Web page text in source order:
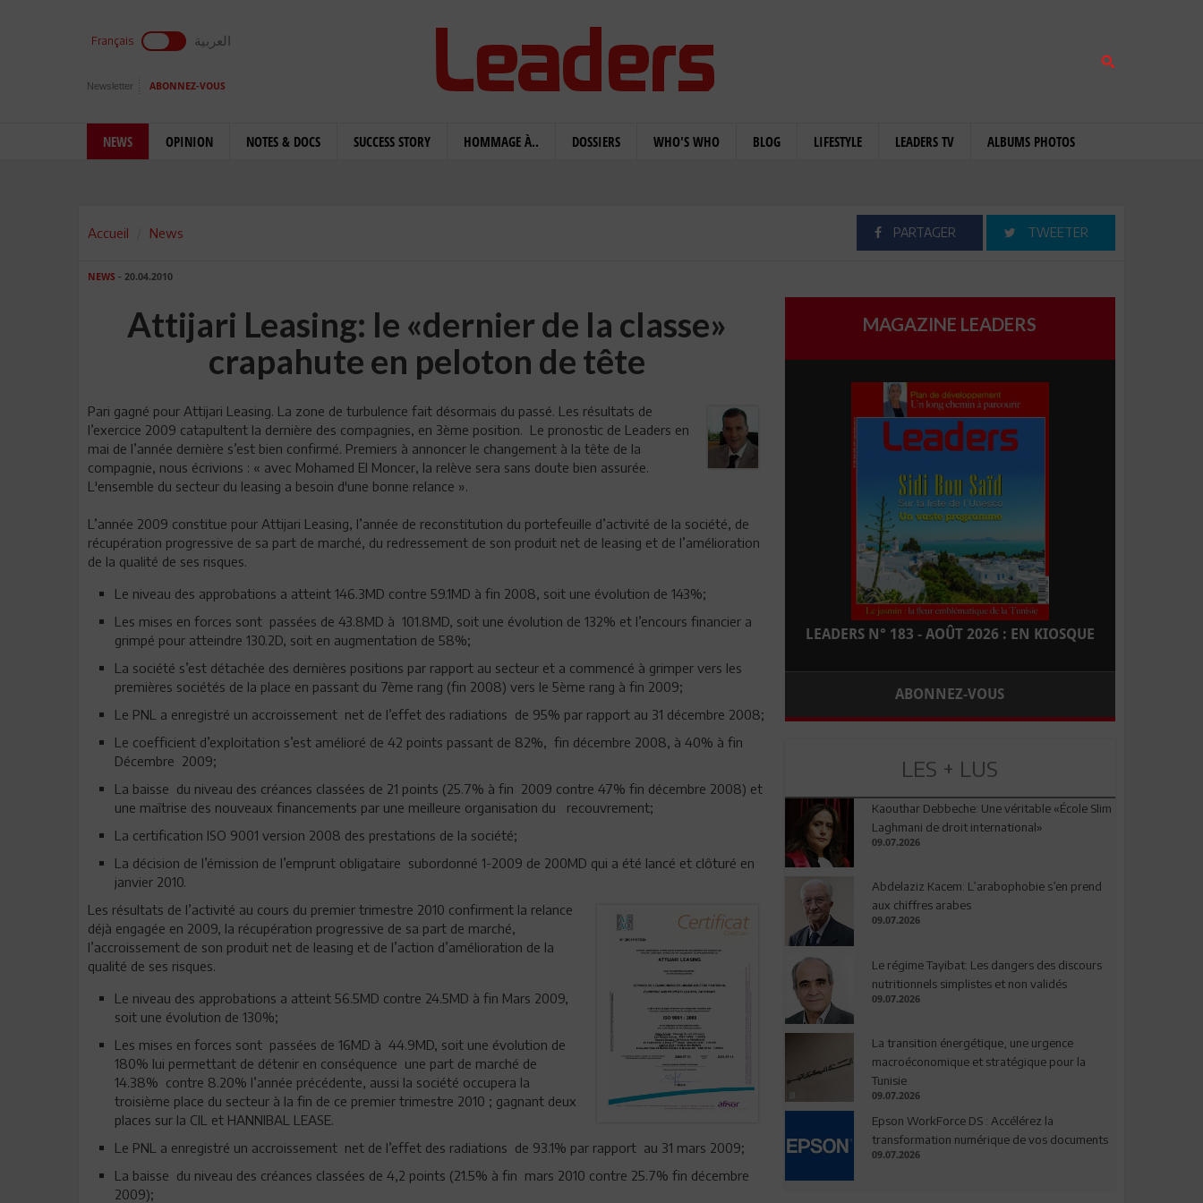
Français العربية
Newsletter ABONNEZ-VOUS
NEWS OPINION NOTES & DOCS SUCCESS STORY HOMMAGE À.. DOSSIERS WHO'S WHO BLOG LIFESTYLE LEADERS TV ALBUMS PHOTOS
Accueil News PARTAGER TWEETER
NEWS - 20.04.2010
Attijari Leasing: le «dernier de la classe»
crapahute en peloton de tête
Pari gagné pour Attijari Leasing. La zone de turbulence fait désormais du passé. Les résultats de
l’exercice 2009 catapultent la dernière des compagnies, en 3ème position. Le pronostic de Leaders en
mai de l’année dernière s’est bien confirmé. Premiers à annoncer le changement à la tête de la
compagnie, nous écrivions : « avec Mohamed El Moncer, la relève sera sans doute bien assurée.
L'ensemble du secteur du leasing a besoin d'une bonne relance ».
L’année 2009 constitue pour Attijari Leasing, l’année de reconstitution du portefeuille d’activité de la société, de
récupération progressive de sa part de marché, du redressement de son produit net de leasing et de l’amélioration
de la qualité de ses risques.
Le niveau des approbations a atteint 146.3MD contre 59.1MD à fin 2008, soit une évolution de 143%;
Les mises en forces sont passées de 43.8MD à 101.8MD, soit une évolution de 132% et l’encours financier a
grimpé pour atteindre 130.2D, soit en augmentation de 58%;
La société s’est détachée des dernières positions par rapport au secteur et a commencé à grimper vers les
premières sociétés de la place en passant du 7ème rang (fin 2008) vers le 5ème rang à fin 2009;
Le PNL a enregistré un accroissement net de l’effet des radiations de 95% par rapport au 31 décembre 2008;
Le coefficient d’exploitation s’est amélioré de 42 points passant de 82%, fin décembre 2008, à 40% à fin
Décembre 2009;
La baisse du niveau des créances classées de 21 points (25.7% à fin 2009 contre 47% fin décembre 2008) et
une maîtrise des nouveaux financements par une meilleure organisation du recouvrement;
La certification ISO 9001 version 2008 des prestations de la société;
La décision de l’émission de l’emprunt obligataire subordonné 1-2009 de 200MD qui a été lancé et clôturé en
janvier 2010.
Les résultats de l’activité au cours du premier trimestre 2010 confirment la relance
déjà engagée en 2009, la récupération progressive de sa part de marché,
l’accroissement de son produit net de leasing et de l’action d’amélioration de la
qualité de ses risques.
Le niveau des approbations a atteint 56.5MD contre 24.5MD à fin Mars 2009,
soit une évolution de 130%;
Les mises en forces sont passées de 16MD à 44.9MD, soit une évolution de
180% lui permettant de détenir en conséquence une part de marché de
14.38% contre 8.20% l’année précédente, aussi la société occupera la
troisième place du secteur à la fin de ce premier trimestre 2010 ; gagnant deux
places sur la CIL et HANNIBAL LEASE.
Le PNL a enregistré un accroissement net de l’effet des radiations de 93.1% par rapport au 31 mars 2009;
La baisse du niveau des créances classées de 4,2 points (21.5% à fin mars 2010 contre 25.7% fin décembre
2009);
MAGAZINE LEADERS
LEADERS N° 183 - AOÛT 2026 : EN KIOSQUE
ABONNEZ-VOUS
LES + LUS
Kaouthar Debbeche: Une véritable «École Slim
Laghmani de droit international»
09.07.2026
Abdelaziz Kacem: L’arabophobie s’en prend
aux chiffres arabes
09.07.2026
Le régime Tayibat: Les dangers des discours
nutritionnels simplistes et non validés
09.07.2026
La transition énergétique, une urgence
macroéconomique et stratégique pour la
Tunisie
09.07.2026
Epson WorkForce DS : Accélérez la
transformation numérique de vos documents
09.07.2026